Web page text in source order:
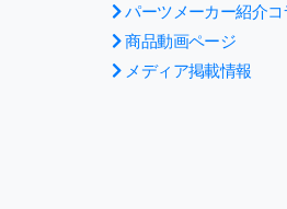
パーツメーカー紹介コ
商品動画ページ
メディア掲載情報